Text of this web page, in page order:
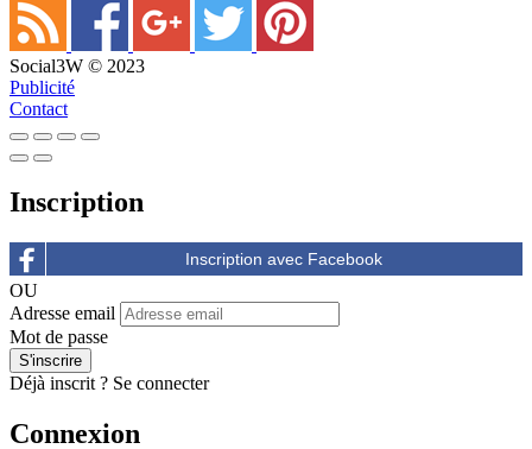
Social3W © 2023
Publicité
Contact
Inscription
OU
Adresse email
Mot de passe
Déjà inscrit ? Se connecter
Connexion